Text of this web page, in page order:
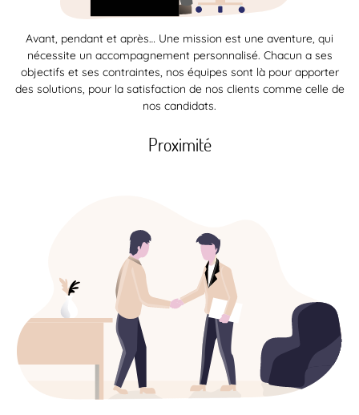
Avant, pendant et après… Une mission est une aventure, qui
nécessite un accompagnement personnalisé. Chacun a ses
objectifs et ses contraintes, nos équipes sont là pour apporter
des solutions, pour la satisfaction de nos clients comme celle de
nos candidats.
Proximité